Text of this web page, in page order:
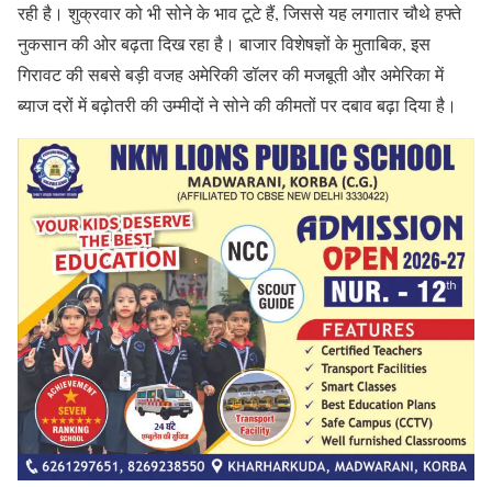
रही है। शुक्रवार को भी सोने के भाव टूटे हैं, जिससे यह लगातार चौथे हफ्ते
नुकसान की ओर बढ़ता दिख रहा है। बाजार विशेषज्ञों के मुताबिक, इस
गिरावट की सबसे बड़ी वजह अमेरिकी डॉलर की मजबूती और अमेरिका में
ब्याज दरों में बढ़ोतरी की उम्मीदों ने सोने की कीमतों पर दबाव बढ़ा दिया है।